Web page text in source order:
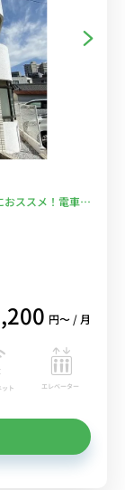
ススメ！電車移
円〜 / 月
ット
エレベーター